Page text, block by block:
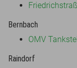
Bernbach
OMV
Raindorf